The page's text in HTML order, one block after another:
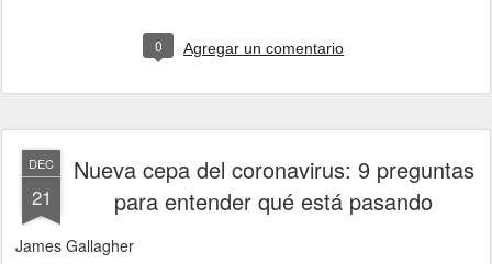
0 Agregar un comentario
DEC
21
Nueva cepa del coronavirus: 9 preguntas
para entender qué está pasando
James Gallagher